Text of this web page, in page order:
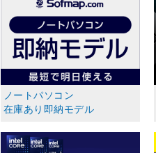
ノートパソコン
在庫あり即納モデル